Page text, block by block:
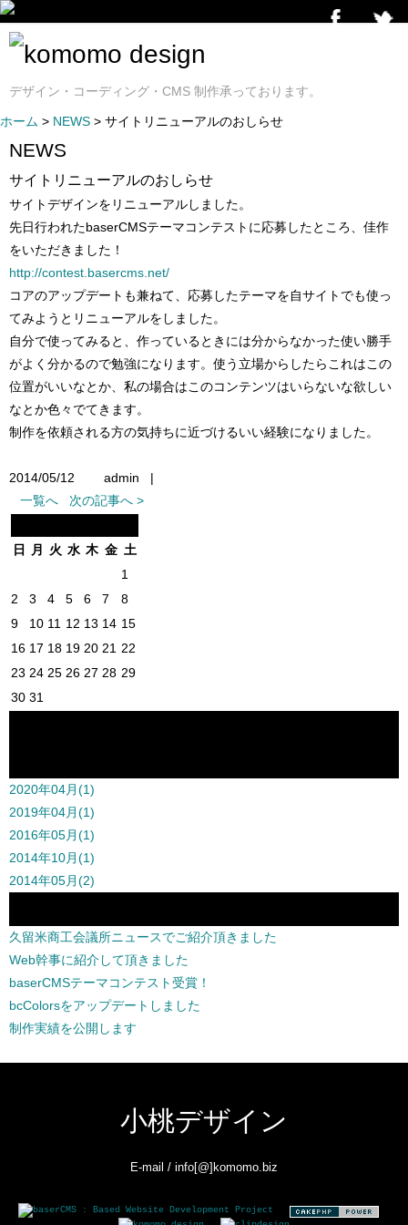
デザイン・コーディング・CMS 制作承っております。
ホーム > NEWS > サイトリニューアルのおしらせ
NEWS
サイトリニューアルのおしらせ
サイトデザインをリニューアルしました。
先日行われたbaserCMSテーマコンテストに応募したところ、佳作
をいただきました！
http://contest.basercms.net/
コアのアップデートも兼ねて、応募したテーマを自サイトでも使っ
てみようとリニューアルをしました。
自分で使ってみると、作っているときには分からなかった使い勝手
がよく分かるので勉強になります。使う立場からしたらこれはこの
位置がいいなとか、私の場合はこのコンテンツはいらないな欲しい
なとか色々でてきます。
制作を依頼される方の気持ちに近づけるいい経験になりました。
2014/05/12 admin |
一覧へ
次の記事へ >
日
月 火 水 木 金 土
1
2
3 4 5 6 7
8
9
10 11 12 13 14 15
16 17 18 19 20 21 22
23 24 25 26 27 28 29
30 31
2020年04月(1)
2019年04月(1)
2016年05月(1)
2014年10月(1)
2014年05月(2)
久留米商工会議所ニュースでご紹介頂きました
Web幹事に紹介して頂きました
baserCMSテーマコンテスト受賞！
bcColorsをアップデートしました
制作実績を公開します
小桃デザイン
E-mail / info[@]komomo.biz